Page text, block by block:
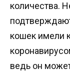
количества.
кошек имели
ведь он